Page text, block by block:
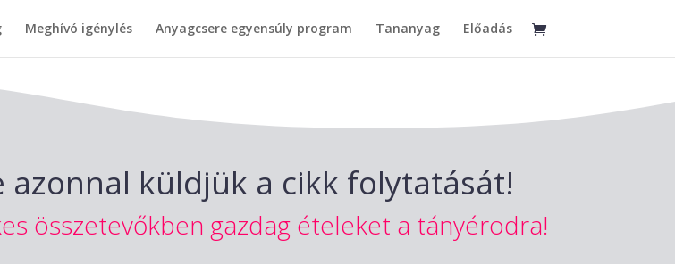
Meghívó igénylés Anyagcsere egyensúly program Tananyag Előadás
küldjük a cikk folytatását!
összetevőkben gazdag ételeket a tányérodra!